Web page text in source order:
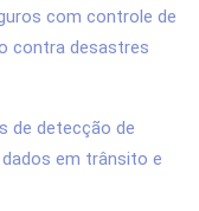
com controle de
contra desastres
de detecção de
em trânsito e